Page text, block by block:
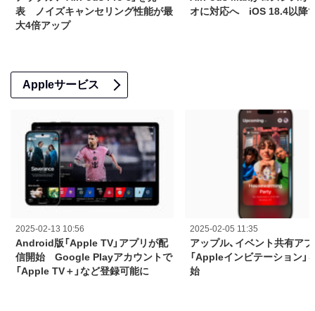
表 ノイズキャンセリング性能が最
大4倍アップ
オに対応へ iOS 18.4以降
Appleサービス
2025-02-13 10:56
Android版「Apple TV」アプリが配
信開始 Google Playアカウントで
「Apple TV＋」など登録可能に
2025-02-05 11:35
アップル、イベント共有ア
「Appleインビテーション」
始